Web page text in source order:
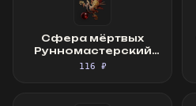
Сфера мёртвых
Рунномастерский
Священный фокус
116 ₽